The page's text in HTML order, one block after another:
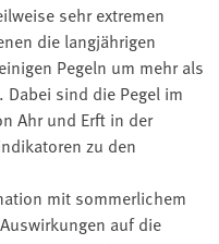
sehr extremen
die langjährigen
Pegeln um mehr als
sind die Pegel im
Ahr und Erft in der
zu den
mit sommerlichem
auf die